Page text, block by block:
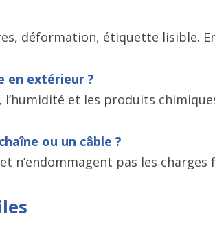
déformation, étiquette lisible.
en extérieur ?
et les produits
ou un câble ?
n’endommagent pas les